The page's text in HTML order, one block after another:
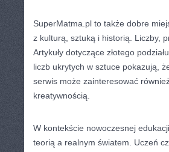
SuperMatma.pl to także dobre
z kulturą, sztuką i historią. Liczby,
Artykuły dotyczące złotego
liczb ukrytych w sztuce pokazują,
serwis może zainteresować
kreatywnością.
W kontekście nowoczesnej
teorią a realnym światem. Uczeń